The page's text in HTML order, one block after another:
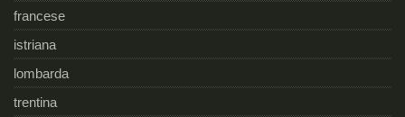
francese
istriana
lombarda
trentina